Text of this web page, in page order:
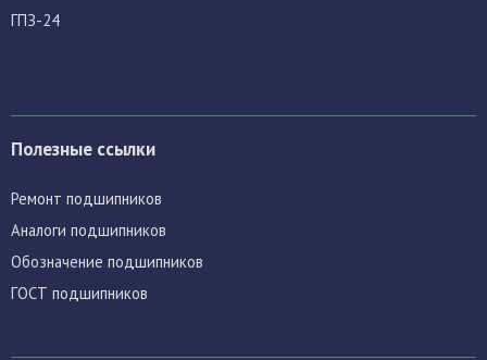
ГПЗ-24
Полезные ссылки
Ремонт подшипников
Аналоги подшипников
Обозначение подшипников
ГОСТ подшипников